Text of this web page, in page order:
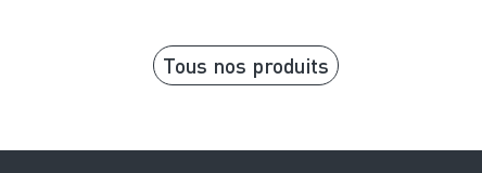
Tous nos produits